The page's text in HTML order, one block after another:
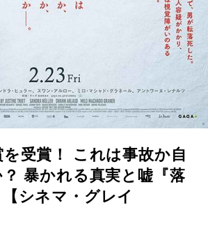
受賞！ これは事故か自
暴かれる真実と嘘『落
シネマ・グレイ